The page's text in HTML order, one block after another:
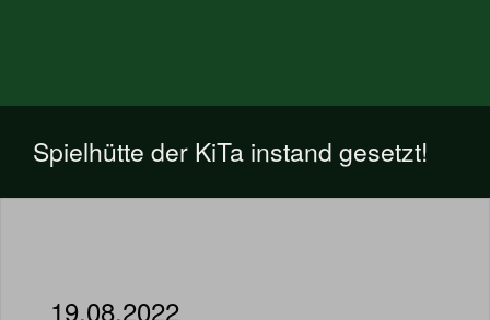
Spielhütte der KiTa instand gesetzt!
19.08.2022